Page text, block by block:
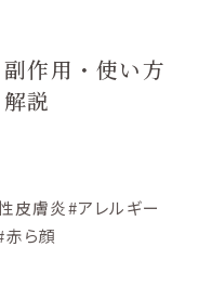
作用・使い方
説
皮膚炎#アレルギー
赤ら顔